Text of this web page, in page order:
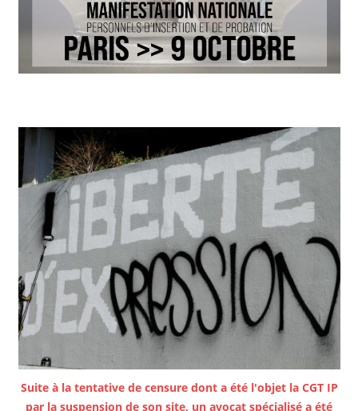
Suite à la tentative de censure dont a été l'objet la CGT IP
par la suspension de son site, un avocat spécialisé a été